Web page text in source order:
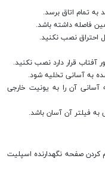
به تمام اتاق برسد.
احتراق نصب نکنید.
قرار دارد نصب نکنید.
به آسانی تخلیه شود.
آن را به یونیت خارجی
فیلتر آن آسان باشد.
صفحه نگهدارنده اسپلیت